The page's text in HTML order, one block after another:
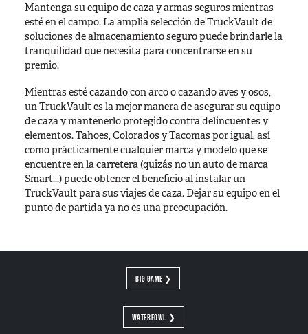
Profesional armado
Táctica
Fuerzas Armadas
Cuerpos de seguridad
Bomberos/SEM
Comercial
TIEMPO LIBRE
En el campo
Mantenga su equipo de caza y armas seguros mientras
esté en el campo. La amplia selección de TruckVault de
soluciones de almacenamiento seguro puede brindarle la
tranquilidad que necesita para concentrarse en su
premio.
Mientras esté cazando con arco o cazando aves y osos,
un TruckVault es la mejor manera de asegurar su equipo
de caza y mantenerlo protegido contra delincuentes y
elementos. Tahoes, Colorados y Tacomas por igual, así
como prácticamente cualquier marca y modelo que se
encuentre en la carretera (quizás no un auto de marca
Smart...) puede obtener el beneficio al instalar un
TruckVault para sus viajes de caza. Dejar su equipo en el
punto de partida ya no es una preocupación.
BIG GAME ❯
WATERFOWL ❯